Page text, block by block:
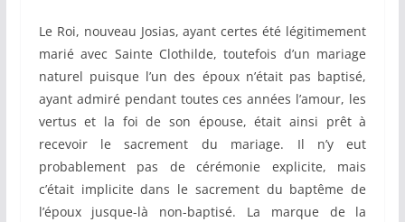
Le Roi, nouveau Josias, ayant certes été légitimement
marié avec Sainte Clothilde, toutefois d’un mariage
naturel puisque l’un des époux n’était pas baptisé,
ayant admiré pendant toutes ces années l’amour, les
vertus et la foi de son épouse, était ainsi prêt à
recevoir le sacrement du mariage. Il n’y eut
probablement pas de cérémonie explicite, mais
c’était implicite dans le sacrement du baptême de
l’époux jusque-là non-baptisé. La marque de la